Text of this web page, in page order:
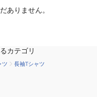
ありません。
カテゴリ
ツ 長袖Tシャツ